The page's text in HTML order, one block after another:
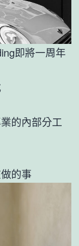
即將一周年
的內部分工
的事